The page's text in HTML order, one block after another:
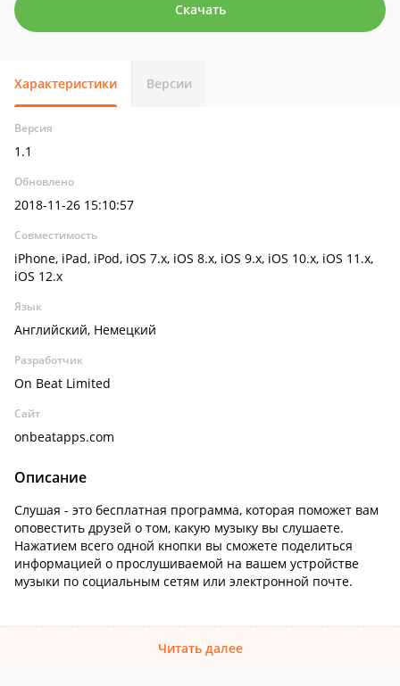
Скачать
Характеристики Версии
Версия
1.1
Обновлено
2018-11-26 15:10:57
Совместимость
iPhone, iPad, iPod, iOS 7.x, iOS 8.x, iOS 9.x, iOS 10.x, iOS 11.x,
iOS 12.x
Язык
Английский, Немецкий
Разработчик
On Beat Limited
Сайт
onbeatapps.com
Описание
Слушая - это бесплатная программа, которая поможет вам
оповестить друзей о том, какую музыку вы слушаете.
Нажатием всего одной кнопки вы сможете поделиться
информацией о прослушиваемой на вашем устройстве
музыки по социальным сетям или электронной почте.
Читать далее